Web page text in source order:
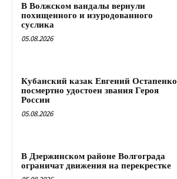
В Волжском вандалы вернули
похищенного и изуродованного
суслика
05.08.2026
Кубанский казак Евгений Остапенко
посмертно удостоен звания Героя
России
05.08.2026
В Дзержинском районе Волгограда
ограничат движения на перекрестке